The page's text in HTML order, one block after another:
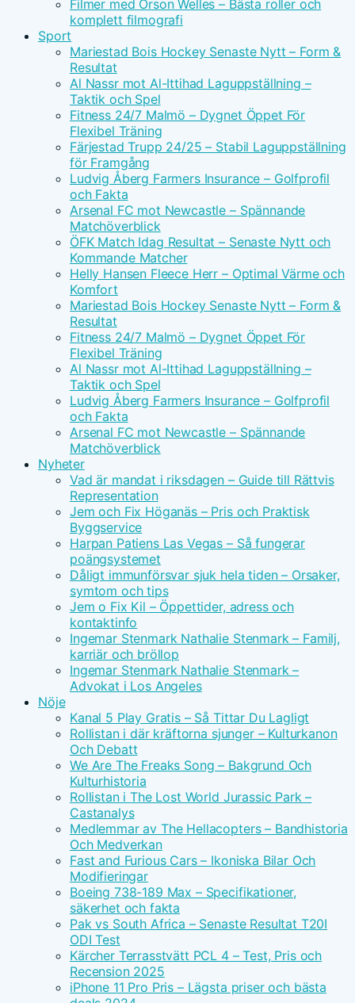
Filmer med Orson Welles – Bästa roller och
komplett filmografi
Sport
Mariestad Bois Hockey Senaste Nytt – Form &
Resultat
Al Nassr mot Al-Ittihad Laguppställning –
Taktik och Spel
Fitness 24/7 Malmö – Dygnet Öppet För
Flexibel Träning
Färjestad Trupp 24/25 – Stabil Laguppställning
för Framgång
Ludvig Åberg Farmers Insurance – Golfprofil
och Fakta
Arsenal FC mot Newcastle – Spännande
Matchöverblick
ÖFK Match Idag Resultat – Senaste Nytt och
Kommande Matcher
Helly Hansen Fleece Herr – Optimal Värme och
Komfort
Mariestad Bois Hockey Senaste Nytt – Form &
Resultat
Fitness 24/7 Malmö – Dygnet Öppet För
Flexibel Träning
Al Nassr mot Al-Ittihad Laguppställning –
Taktik och Spel
Ludvig Åberg Farmers Insurance – Golfprofil
och Fakta
Arsenal FC mot Newcastle – Spännande
Matchöverblick
Nyheter
Vad är mandat i riksdagen – Guide till Rättvis
Representation
Jem och Fix Höganäs – Pris och Praktisk
Byggservice
Harpan Patiens Las Vegas – Så fungerar
poängsystemet
Dåligt immunförsvar sjuk hela tiden – Orsaker,
symtom och tips
Jem o Fix Kil – Öppettider, adress och
kontaktinfo
Ingemar Stenmark Nathalie Stenmark – Familj,
karriär och bröllop
Ingemar Stenmark Nathalie Stenmark –
Advokat i Los Angeles
Nöje
Kanal 5 Play Gratis – Så Tittar Du Lagligt
Rollistan i där kräftorna sjunger – Kulturkanon
Och Debatt
We Are The Freaks Song – Bakgrund Och
Kulturhistoria
Rollistan i The Lost World Jurassic Park –
Castanalys
Medlemmar av The Hellacopters – Bandhistoria
Och Medverkan
Fast and Furious Cars – Ikoniska Bilar Och
Modifieringar
Boeing 738-189 Max – Specifikationer,
säkerhet och fakta
Pak vs South Africa – Senaste Resultat T20I
ODI Test
Kärcher Terrasstvätt PCL 4 – Test, Pris och
Recension 2025
iPhone 11 Pro Pris – Lägsta priser och bästa